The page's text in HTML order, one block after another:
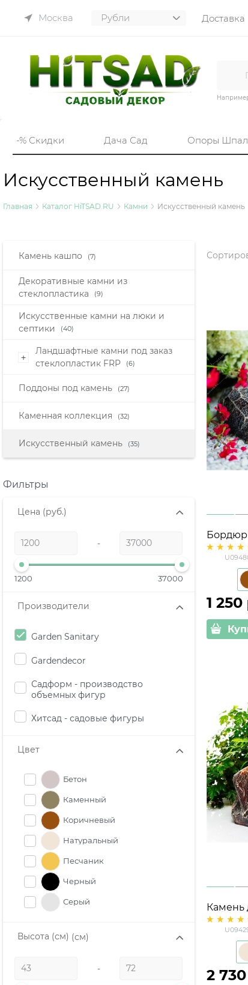
Москва Доставка
-% Скидки Дача Сад Опоры
Искусственный камень
Главная Каталог HiTSAD.RU Камни Искусственный камень
Камень кашпо (7)
Декоративные камни из
стеклопластика
(9)
Искусственные камни на люки и
септики
(40)
+
Ландшафтные камни под заказ
стеклопластик FRP
(6)
Поддоны под камень (27)
Каменная коллекция (32)
Искусственный камень (35)
Фильтры
Цена (руб.)
-
1200 37000
Производители
Garden Sanitary
Gardendecor
Садформ - производство
объемных фигур
Хитсад - садовые фигуры
Цвет
Бетон
Каменный
Коричневый
Натуральный
Песчаник
Черный
Серый
Высота (см) (см)
-
U09480
30*31*11
1 250
Камень
сада
d=38
2 730